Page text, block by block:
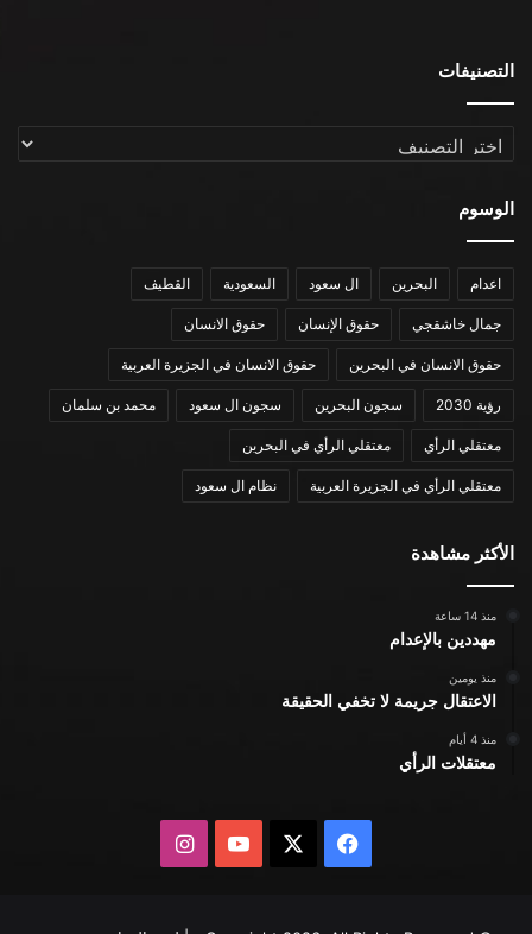
التصنيفات
التصنيفات
الوسوم
اعدام البحرين ال سعود السعودية القطيف
جمال خاشقجي حقوق الإنسان حقوق الانسان
حقوق الانسان في البحرين حقوق الانسان في الجزيرة العربية
رؤية 2030 سجون البحرين سجون ال سعود محمد بن سلمان
معتقلي الرأي معتقلي الرأي في البحرين
معتقلي الرأي في الجزيرة العربية نظام ال سعود
الأكثر مشاهدة
منذ 14 ساعة
مهددين بالإعدام
منذ يومين
الاعتقال جريمة لا تخفي الحقيقة
منذ 4 أيام
معتقلات الرأي
فيسبوك يوتيوبانستقرام